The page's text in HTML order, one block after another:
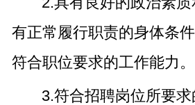
有正常履行职责的身体条
符合职位要求的工作能力。
3.符合招聘岗位所要